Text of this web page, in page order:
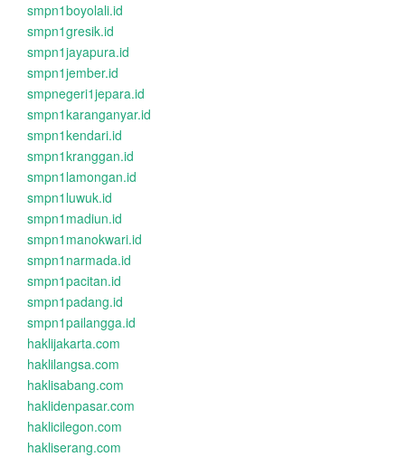
smpn1boyolali.id
smpn1gresik.id
smpn1jayapura.id
smpn1jember.id
smpnegeri1jepara.id
smpn1karanganyar.id
smpn1kendari.id
smpn1kranggan.id
smpn1lamongan.id
smpn1luwuk.id
smpn1madiun.id
smpn1manokwari.id
smpn1narmada.id
smpn1pacitan.id
smpn1padang.id
smpn1pailangga.id
haklijakarta.com
haklilangsa.com
haklisabang.com
haklidenpasar.com
haklicilegon.com
hakliserang.com